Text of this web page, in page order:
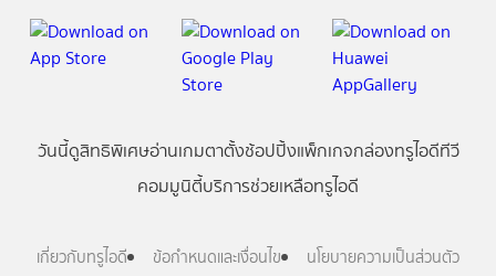
วันนี้ดูสิทธิพิเศษอ่านเกมตาตั้งช้อปปิ้งแพ็กเกจกล่องทรูไอดีทีวี
คอมมูนิตี้บริการช่วยเหลือทรูไอดี
เกี่ยวกับทรูไอดี ข้อกำหนดและเงื่อนไข
นโยบายความเป็นส่วนตัว